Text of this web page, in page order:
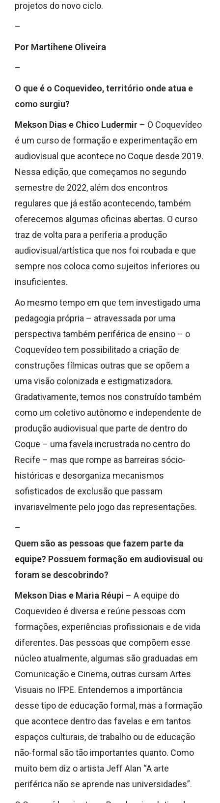
projetos do novo ciclo.
–
Por Martihene Oliveira
–
O que é o Coquevideo, território onde atua e
como surgiu?
Mekson Dias e Chico Ludermir – O Coquevídeo
é um curso de formação e experimentação em
audiovisual que acontece no Coque desde 2019.
Nessa edição, que começamos no segundo
semestre de 2022, além dos encontros
regulares que já estão acontecendo, também
oferecemos algumas oficinas abertas. O curso
traz de volta para a periferia a produção
audiovisual/artística que nos foi roubada e que
sempre nos coloca como sujeitos inferiores ou
insuficientes.
Ao mesmo tempo em que tem investigado uma
pedagogia própria – atravessada por uma
perspectiva também periférica de ensino – o
Coquevídeo tem possibilitado a criação de
construções fílmicas outras que se opõem a
uma visão colonizada e estigmatizadora.
Gradativamente, temos nos construído também
como um coletivo autônomo e independente de
produção audiovisual que parte de dentro do
Coque – uma favela incrustrada no centro do
Recife – mas que rompe as barreiras sócio-
históricas e desorganiza mecanismos
sofisticados de exclusão que passam
invariavelmente pelo jogo das representações.
–
Quem são as pessoas que fazem parte da
equipe? Possuem formação em audiovisual ou
foram se descobrindo?
Mekson Dias e Maria Réupi – A equipe do
Coquevideo é diversa e reúne pessoas com
formações, experiências profissionais e de vida
diferentes. Das pessoas que compõem esse
núcleo atualmente, algumas são graduadas em
Comunicação e Cinema, outras cursam Artes
Visuais no IFPE. Entendemos a importância
desse tipo de educação formal, mas a formação
que acontece dentro das favelas e em tantos
espaços culturais, de trabalho ou de educação
não-formal são tão importantes quanto. Como
muito bem diz o artista Jeff Alan “A arte
periférica não se aprende nas universidades”.